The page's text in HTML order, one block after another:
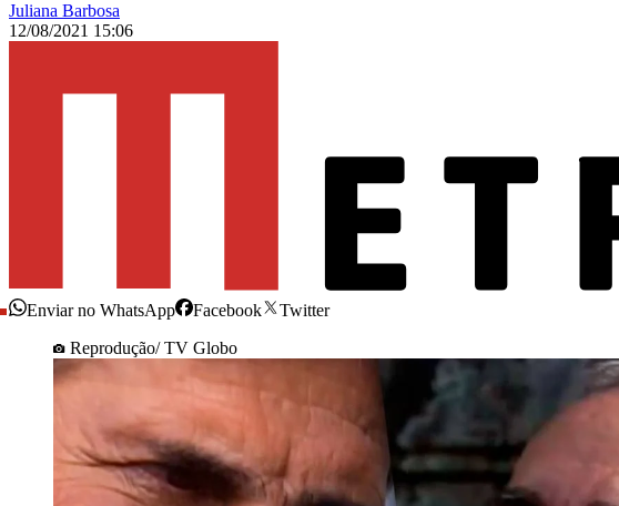
Juliana Barbosa
12/08/2021 15:06
Enviar no WhatsApp Facebook
Twitter
Reprodução/ TV Globo